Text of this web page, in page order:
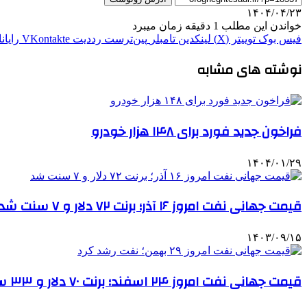
۱۴۰۴/۰۴/۲۳
خواندن این مطلب 1 دقیقه زمان میبرد
فیس بوک توییتر (X) لینکدین ‫تامبلر ‫پین‌ترست ‫رددیت ‫VKontakte
نوشته های مشابه
فراخون جدید فورد برای ۱۴۸ هزار خودرو
۱۴۰۴/۰۱/۲۹
قیمت جهانی نفت امروز ۱۶ آذر؛ برنت ۷۲ دلار و ۷ سنت شد
۱۴۰۳/۰۹/۱۵
قیمت جهانی نفت امروز ۲۴ اسفند؛ برنت ۷۰ دلار و ۳۳ سنت شد